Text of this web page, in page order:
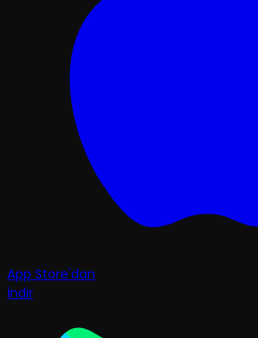
App Store'dan
İndir